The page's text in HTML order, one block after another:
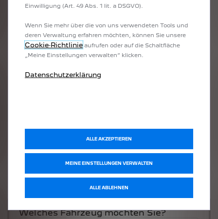
Welches Fahrzeug möchten Sie?
Einwilligung (Art. 49 Abs. 1 lit. a DSGVO).
Wenn Sie mehr über die von uns verwendeten Tools und
deren Verwaltung erfahren möchten, können Sie unsere
Cookie‑Richtlinieaufrufen oder auf die Schaltfläche
„Meine Einstellungen verwalten“ klicken.
Datenschutzerklärung
MEINE EINSTELLUNGEN VERWALTEN
ALLE AKZEPTIEREN
ALLE ABLEHNEN